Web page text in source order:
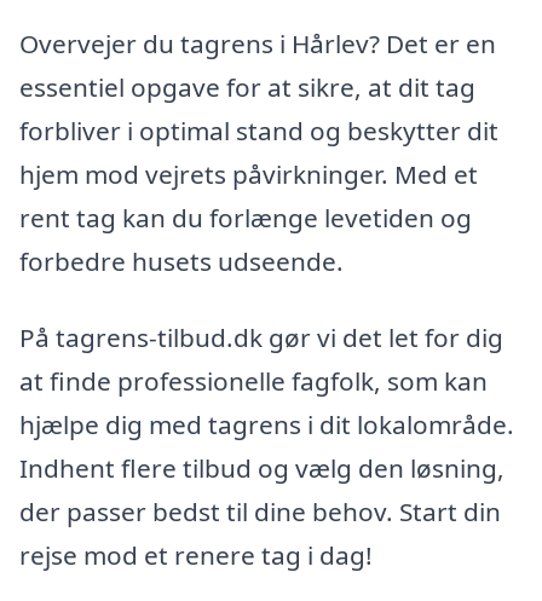
Overvejer du tagrens i Hårlev? Det er en
essentiel opgave for at sikre, at dit tag
forbliver i optimal stand og beskytter dit
hjem mod vejrets påvirkninger. Med et
rent tag kan du forlænge levetiden og
forbedre husets udseende.
På tagrens-tilbud.dk gør vi det let for dig
at finde professionelle fagfolk, som kan
hjælpe dig med tagrens i dit lokalområde.
Indhent flere tilbud og vælg den løsning,
der passer bedst til dine behov. Start din
rejse mod et renere tag i dag!